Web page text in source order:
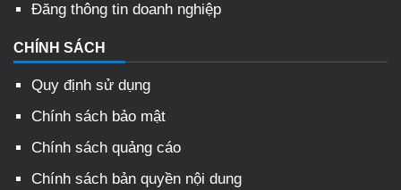
Đăng thông tin doanh nghiệp
CHÍNH SÁCH
Quy định sử dụng
Chính sách bảo mật
Chính sách quảng cáo
Chính sách bản quyền nội dung